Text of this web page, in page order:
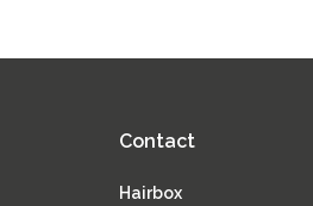
Contact
Hairbox